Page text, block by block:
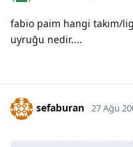
fabio paim hangi takım/
uyruğu nedir....
sefaburan 27 Ağu